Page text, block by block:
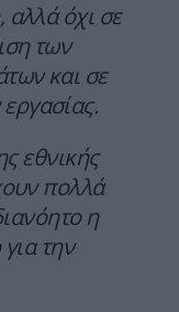
αλλά όχι σε
των
και σε
εθνικής
πολλά
η
την